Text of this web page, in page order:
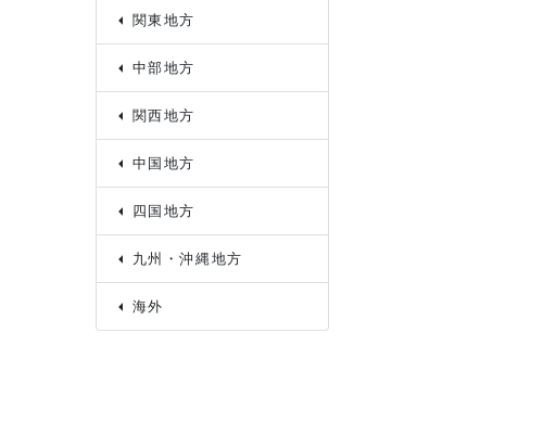
関東地方
中部地方
関西地方
中国地方
四国地方
九州・沖縄地方
海外